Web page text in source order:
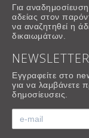
Για
αδείας στον
να αναζητηθεί η
δικαιωμάτων.
NEWSLETTER
Εγγραφείτε στο
για να λαμβάνετε
δημοσίευσεις.